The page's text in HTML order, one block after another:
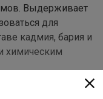
Выдерживает
для
кадмия, бария и
химическим